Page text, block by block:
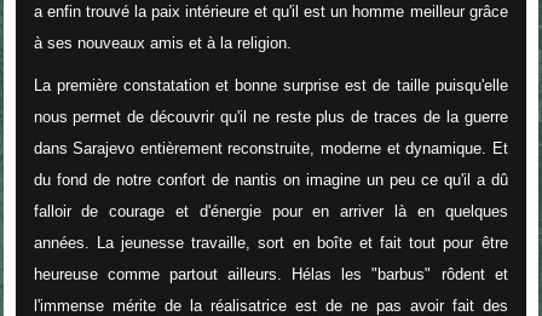
a enfin trouvé la paix intérieure et qu'il est un homme meilleur grâce
à ses nouveaux amis et à la religion.
La première constatation et bonne surprise est de taille puisqu'elle
nous permet de découvrir qu'il ne reste plus de traces de la guerre
dans Sarajevo entièrement reconstruite, moderne et dynamique. Et
du fond de notre confort de nantis on imagine un peu ce qu'il a dû
falloir de courage et d'énergie pour en arriver là en quelques
années. La jeunesse travaille, sort en boîte et fait tout pour être
heureuse comme partout ailleurs. Hélas les "barbus" rôdent et
l'immense mérite de la réalisatrice est de ne pas avoir fait des